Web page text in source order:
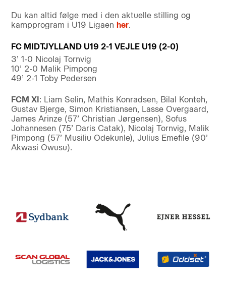
Du kan altid følge med i den aktuelle stilling og
kampprogram i U19 Ligaen her.
FC MIDTJYLLAND U19 2-1 VEJLE U19 (2-0)
3’ 1-0 Nicolaj Tornvig
10’ 2-0 Malik Pimpong
49’ 2-1 Toby Pedersen
FCM XI: Liam Selin, Mathis Konradsen, Bilal Konteh,
Gustav Bjerge, Simon Kristiansen, Lasse Overgaard,
James Arinze (57’ Christian Jørgensen), Sofus
Johannesen (75’ Daris Catak), Nicolaj Tornvig, Malik
Pimpong (57’ Musiliu Odekunle), Julius Emefile (90’
Akwasi Owusu).